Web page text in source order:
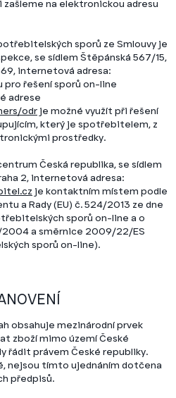
na elektronickou adresu
sporů ze Smlouvy je
se sídlem Štěpánská 567/15,
internetová adresa:
pro řešení sporů on-line
adrese
odr je možné využít při řešení
který je spotřebitelem, z
prostředky.
Česká republika, se sídlem
2, internetová adresa:
je kontaktním místem podle
a Rady (EU) č. 524/2013 ze dne
sporů on-line a o
2004 a směrnice 2009/22/ES
sporů on-line).
obsahuje mezinárodní prvek
zboží mimo území České
řádit právem České republiky.
nejsou tímto ujednáním dotčena
předpisů.